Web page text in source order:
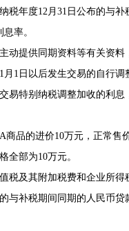
年度12月31日公布的与补
率。
提供同期资料等有关资料
月1日以后发生交易的自行调
特别纳税调整加收的利息
品的进价10万元，正常售
全部为10万元。
及其附加税费和企业所得
与补税期间同期的人民币